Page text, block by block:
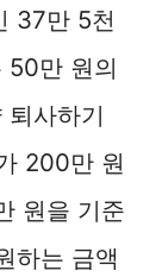
37만 5천
50만 원의
사하기
200만 원
원을 기준
하는 금액